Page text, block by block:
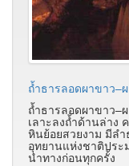
ถ้ำธารลอดผาขาว–
ถ้ำธารลอดผาขาว–
เลาะลงถ้ำด้านล่าง
หินย้อยสวยงาม มีล
อุทยานแห่งชาติประ
นำทางก่อนทุกครั้ง